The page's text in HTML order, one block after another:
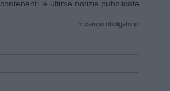
le ultime notizie pubblicate
* campo obbligatorio